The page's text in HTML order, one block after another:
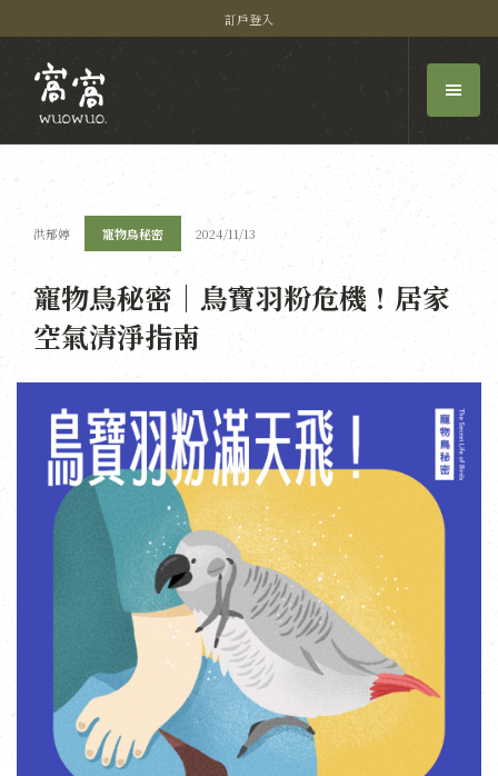
訂戶登入
洪郁婷 寵物鳥秘密 2024/11/13
寵物鳥秘密｜鳥寶羽粉危機！居家
空氣清淨指南